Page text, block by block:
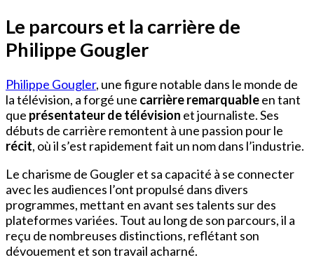
Le parcours et la carrière de
Philippe Gougler
Philippe Gougler, une figure notable dans le monde de
la télévision, a forgé une carrière remarquableen tant
que présentateur de télévision et journaliste. Ses
débuts de carrière remontent à une passion pour le
récit, où il s’est rapidement fait un nom dans l’industrie.
Le charisme de Gougler et sa capacité à se connecter
avec les audiences l’ont propulsé dans divers
programmes, mettant en avant ses talents sur des
plateformes variées. Tout au long de son parcours, il a
reçu de nombreuses distinctions, reflétant son
dévouement et son travail acharné.